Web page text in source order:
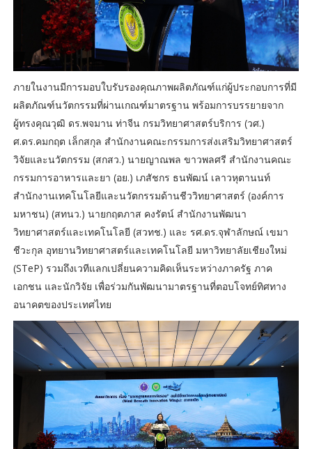
ภายในงานมีการมอบใบรับรองคุณภาพผลิตภัณฑ์แก่ผู้ประกอบการที่มี
ผลิตภัณฑ์นวัตกรรมที่ผ่านเกณฑ์มาตรฐาน พร้อมการบรรยายจาก
ผู้ทรงคุณวุฒิ ดร.พจมาน ท่าจีน กรมวิทยาศาสตร์บริการ (วศ.)
ศ.ดร.คมกฤต เล็กสกุล สำนักงานคณะกรรมการส่งเสริมวิทยาศาสตร์
วิจัยและนวัตกรรม (สกสว.) นายญาณพล ขาวพลศรี สำนักงานคณะ
กรรมการอาหารและยา (อย.) เภสัชกร ธนพัฒน์ เลาวหุตานนท์
สำนักงานเทคโนโลยีและนวัตกรรมด้านชีววิทยาศาสตร์ (องค์การ
มหาชน) (สทนว.) นายกฤตภาส คงรัตน์ สำนักงานพัฒนา
วิทยาศาสตร์และเทคโนโลยี (สวทช.) และ รศ.ดร.จุฬาลักษณ์ เขมา
ชีวะกุล อุทยานวิทยาศาสตร์และเทคโนโลยี มหาวิทยาลัยเชียงใหม่
(STeP) รวมถึงเวทีแลกเปลี่ยนความคิดเห็นระหว่างภาครัฐ ภาค
เอกชน และนักวิจัย เพื่อร่วมกันพัฒนามาตรฐานที่ตอบโจทย์ทิศทาง
อนาคตของประเทศไทย